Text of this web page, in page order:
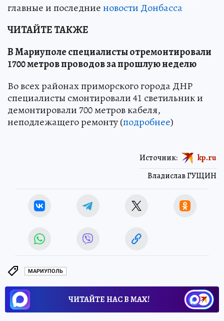
главные и последниеновости Донбасса
ЧИТАЙТЕ ТАКЖЕ
В Мариуполе специалисты отремонтировали
1700 метров проводов за прошлую неделю
Во всех районах приморского города ДНР
специалисты смонтировали 41 светильник и
демонтировали 700 метров кабеля,
неподлежащего ремонту (подробнее)
Владислав ГУЩИН
Источник: kp.ru
МАРИУПОЛЬ
ЧИТАЙТЕ НАС В МАХ!